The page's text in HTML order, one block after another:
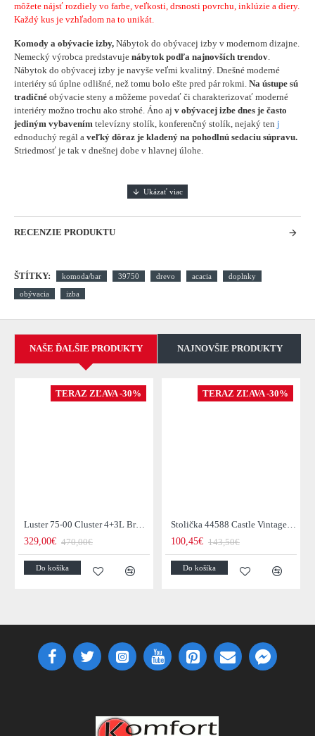
môžete nájsť rozdiely vo farbe, veľkosti, drsnosti povrchu, inklúzie a diery.
Každý kus je vzhľadom na to unikát.
Komody a obývacie izby, Nábytok do obývacej izby v modernom dizajne.
Nemecký výrobca predstavuje nábytok podľa najnovších trendov.
Nábytok do obývacej izby je navyše veľmi kvalitný. Dnešné moderné
interiéry sú úplne odlišné, než tomu bolo ešte pred pár rokmi. Na ústupe sú
tradičné obývacie steny a môžeme povedať či charakterizovať moderné
interiéry možno trochu ako strohé. Áno aj v obývacej izbe dnes je často
jediným vybavením televízny stolík, konferenčný stolík, nejaký ten j
ednoduchý regál a veľký dôraz je kladený na pohodlnú sedaciu súpravu.
Striedmosť je tak v dnešnej dobe v hlavnej úlohe.
RECENZIE PRODUKTU
ŠTÍTKY: komoda/bar 39750 drevo acacia doplnky
obývacia izba
NAŠE ĎALŠIE PRODUKTY NAJNOVŠIE PRODUKTY
TERAZ ZĽAVA -30%
Luster 75-00 Cluster 4+3L Brown + Jantar Glass
329,00€ 470,00€
Do košíka
TERAZ ZĽAVA -30%
Stolička 44588 Castle Vintage Black
100,45€ 143,50€
Do košíka